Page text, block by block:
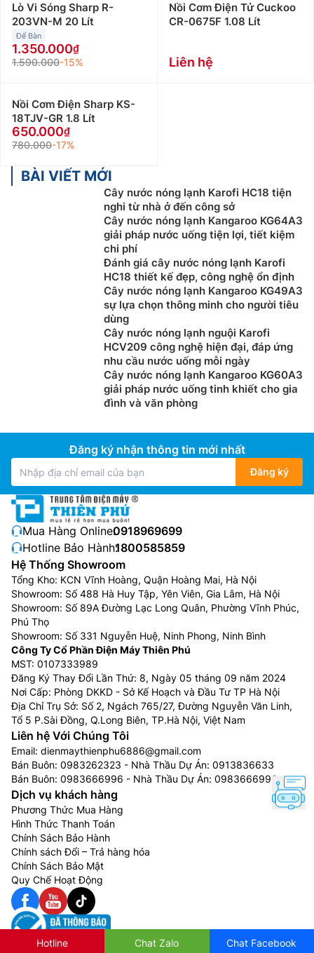
Lò Vi Sóng Sharp R-
203VN-M 20 Lít
Để Bàn
1.350.000
1.590.000-15%
Nồi Cơm Điện Tử Cuckoo
CR-0675F 1.08 Lít
Liên hệ
Nồi Cơm Điện Sharp KS-
18TJV-GR 1.8 Lít
650.000
780.000-17%
BÀI VIẾT MỚI
Cây nước nóng lạnh Karofi HC18 tiện
nghi từ nhà ở đến công sở
Cây nước nóng lạnh Kangaroo KG64A3
giải pháp nước uống tiện lợi, tiết kiệm
chi phí
Đánh giá cây nước nóng lạnh Karofi
HC18 thiết kế đẹp, công nghệ ổn định
Cây nước nóng lạnh Kangaroo KG49A3
sự lựa chọn thông minh cho người tiêu
dùng
Cây nước nóng lạnh nguội Karofi
HCV209 công nghệ hiện đại, đáp ứng
nhu cầu nước uống mỗi ngày
Cây nước nóng lạnh Kangaroo KG60A3
giải pháp nước uống tinh khiết cho gia
đình và văn phòng
Đăng ký nhận thông tin mới nhất
Đăng ký
Mua Hàng Online:0918969699
Hotline Bảo Hành:1800585859
Hệ Thống Showroom
Tổng Kho: KCN Vĩnh Hoàng, Quận Hoàng Mai, Hà Nội
Showroom: Số 488 Hà Huy Tập, Yên Viên, Gia Lâm, Hà Nội
Showroom: Số 89A Đường Lạc Long Quân, Phường Vĩnh Phúc,
Phú Thọ
Showroom: Số 331 Nguyễn Huệ, Ninh Phong, Ninh Bình
Công Ty Cổ Phần Điện Máy Thiên Phú
MST: 0107333989
Đăng Ký Thay Đổi Lần Thứ: 8, Ngày 05 tháng 09 năm 2024
Nơi Cấp: Phòng DKKD - Sở Kế Hoạch và Đầu Tư TP Hà Nội
Địa Chỉ Trụ Sở: Số 2, Ngách 765/27, Đường Nguyễn Văn Linh,
Tổ 5 P.Sài Đồng, Q.Long Biên, TP.Hà Nội, Việt Nam
Liên hệ Với Chúng Tôi
Email: dienmaythienphu6886@gmail.com
Bán Buôn: 0983262323 - Nhà Thầu Dự Án: 0913836633
Bán Buôn: 0983666996 - Nhà Thầu Dự Án: 0983666996
Dịch vụ khách hàng
Phương Thức Mua Hàng
Hình Thức Thanh Toán
Chính Sách Bảo Hành
Chính sách Đổi – Trả hàng hóa
Chính Sách Bảo Mật
Quy Chế Hoạt Động
Hotline Chat Zalo Chat Facebook